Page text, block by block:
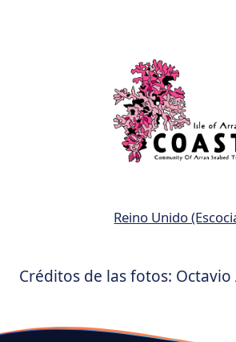
Reino Unido
Créditos de las fotos: